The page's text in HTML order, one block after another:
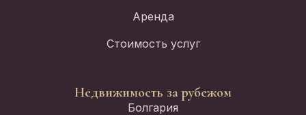
Аренда
Стоимость услуг
Недвижимость за рубежом
Болгария